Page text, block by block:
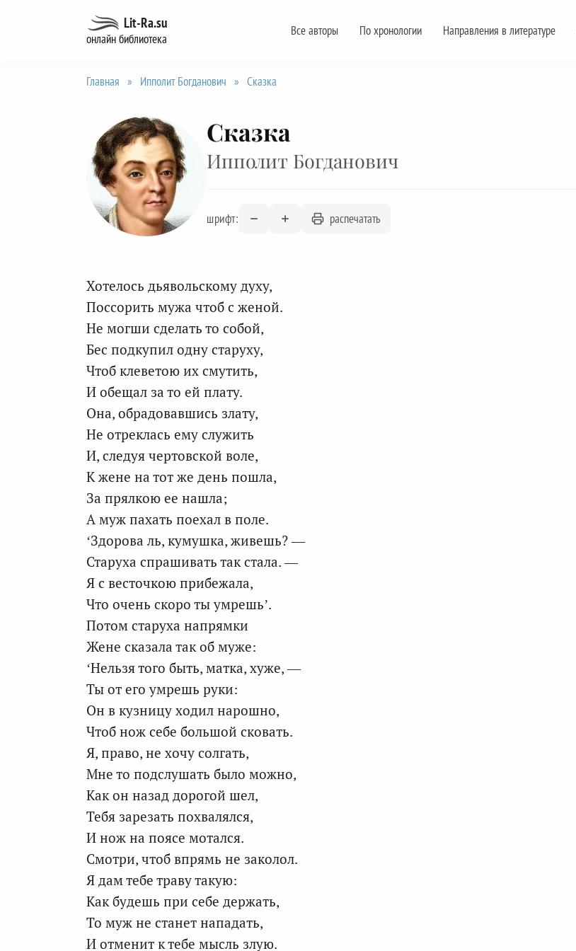
Lit-Ra.su
онлайн библиотека
Все авторы По хронологии Направления в литературе
Главная » Ипполит Богданович » Сказка
Сказка
Ипполит Богданович
шрифт: распечатать
Хотелось дьявольскому духу,
Поссорить мужа чтоб с женой.
Не могши сделать то собой,
Бес подкупил одну старуху,
Чтоб клеветою их смутить,
И обещал за то ей плату.
Она, обрадовавшись злату,
Не отреклась ему служить
И, следуя чертовской воле,
К жене на тот же день пошла,
За прялкою ее нашла;
А муж пахать поехал в поле.
‘Здорова ль, кумушка, живешь? —
Старуха спрашивать так стала. —
Я с весточкою прибежала,
Что очень скоро ты умрешь’.
Потом старуха напрямки
Жене сказала так об муже:
‘Нельзя того быть, матка, хуже, —
Ты от его умрешь руки:
Он в кузницу ходил нарошно,
Чтоб нож себе большой сковать.
Я, право, не хочу солгать,
Мне то подслушать было можно,
Как он назад дорогой шел,
Тебя зарезать похвалялся,
И нож на поясе мотался.
Смотри, чтоб впрямь не заколол.
Я дам тебе траву такую:
Как будешь при себе держать,
То муж не станет нападать,
И отменит к тебе мысль злую.